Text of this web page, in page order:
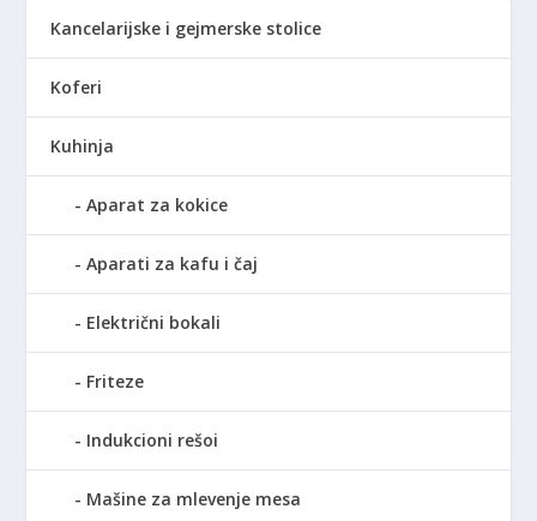
Kancelarijske i gejmerske stolice
Koferi
Kuhinja
Aparat za kokice
Aparati za kafu i čaj
Električni bokali
Friteze
Indukcioni rešoi
Mašine za mlevenje mesa